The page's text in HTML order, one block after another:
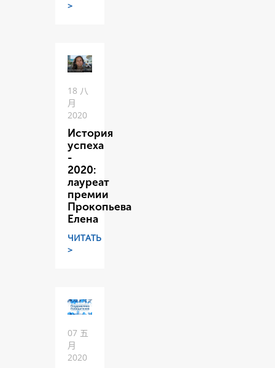
>
18 八
月
2020
История
успеха
-
2020:
лауреат
премии
Прокопьева
Елена
ЧИТАТЬ
>
07 五
月
2020